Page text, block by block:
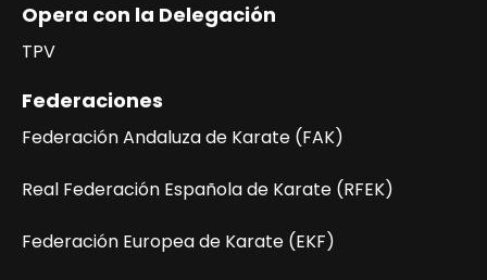
Opera con la Delegación
TPV
Federaciones
Federación Andaluza de Karate (FAK)
Real Federación Española de Karate (RFEK)
Federación Europea de Karate (EKF)